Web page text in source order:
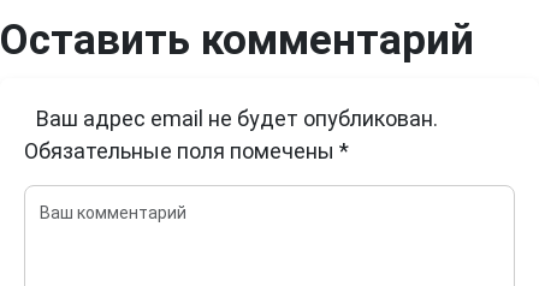
Оставить комментарий
Ваш адрес email не будет опубликован.
Обязательные поля помечены *